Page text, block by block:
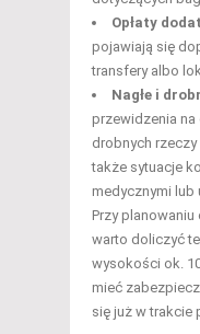
Opłaty
pojawiają się
transfery albo
Nagłe i
przewidzenia na
drobnych
także sytuacje
medycznymi lub
Przy
warto doliczyć
wysokości ok.
mieć
się już w trakcie